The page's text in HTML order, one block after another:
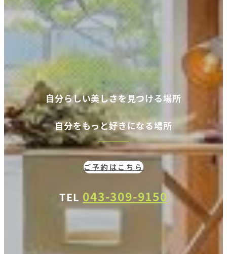
自分らしい美しさを見つける場所
自分をもっと好きになる場所
ご予約はこちら
TEL 043-309-9150